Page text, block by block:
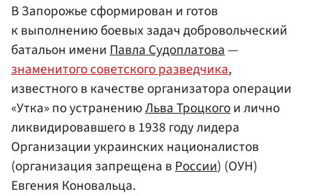
В Запорожье сформирован и готов
к выполнению боевых задач добровольческий
батальон имениПавла Судоплатова—
знаменитого советского разведчика,
известного в качестве организатора операции
«Утка» по устранениюЛьва Троцкогои лично
ликвидировавшего в 1938 году лидера
Организации украинских националистов
(организация запрещена вРоссии) (ОУН)
Евгения Коновальца.